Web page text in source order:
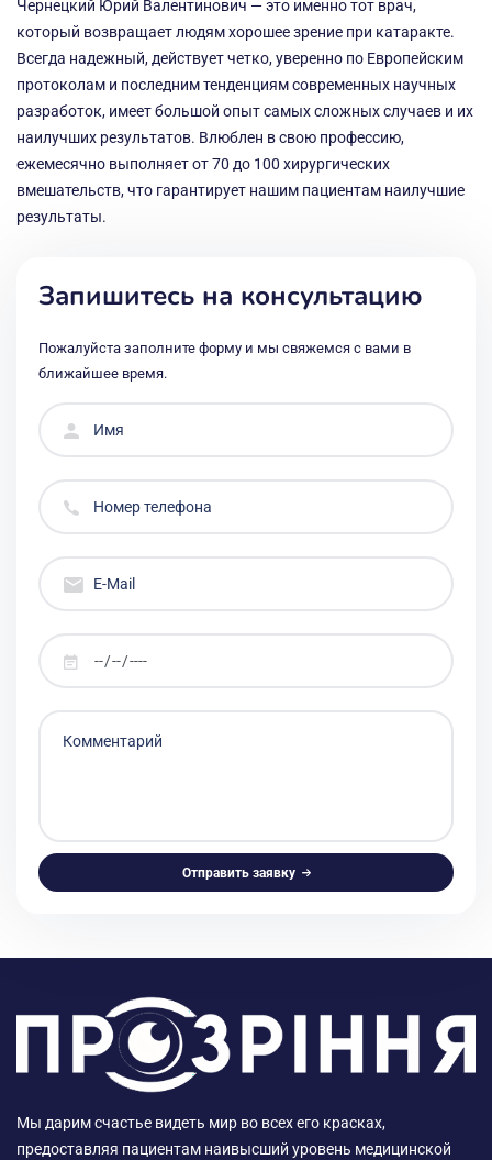
Чернецкий Юрий Валентинович — это именно тот врач,
который возвращает людям хорошее зрение при катаракте.
Всегда надежный, действует четко, уверенно по Европейским
протоколам и последним тенденциям современных научных
разработок, имеет большой опыт самых сложных случаев и их
наилучших результатов. Влюблен в свою профессию,
ежемесячно выполняет от 70 до 100 хирургических
вмешательств, что гарантирует нашим пациентам наилучшие
результаты.
Запишитесь на консультацию
Пожалуйста заполните форму и мы свяжемся с вами в
ближайшее время.
Отправить заявку
Мы дарим счастье видеть мир во всех его красках,
предоставляя пациентам наивысший уровень медицинской